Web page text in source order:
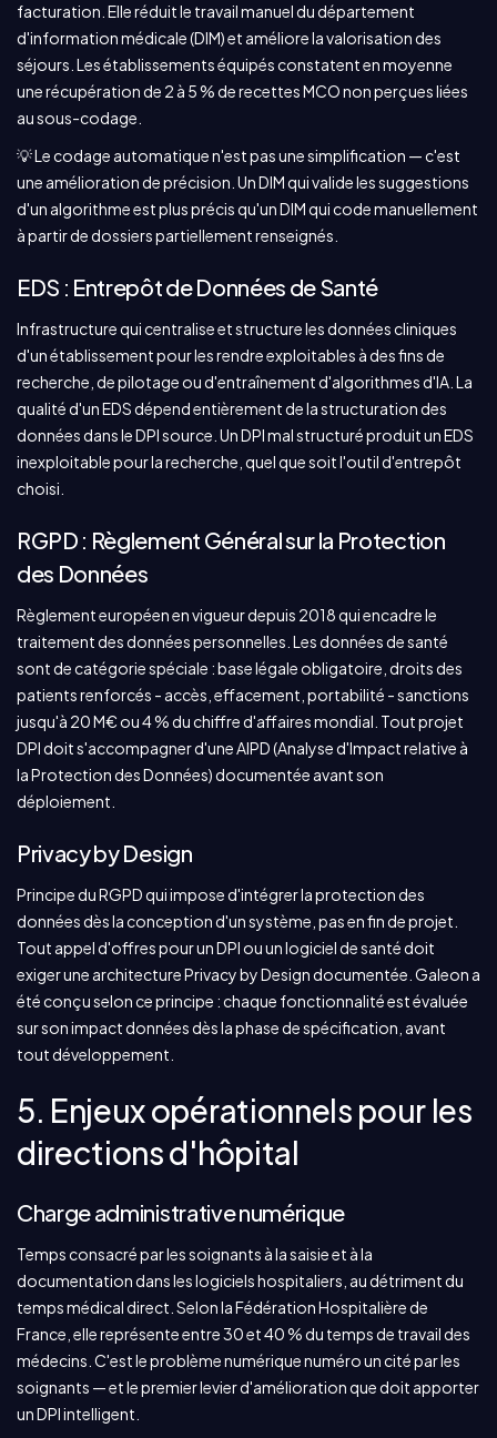
facturation. Elle réduit le travail manuel du département
d'information médicale (DIM) et améliore la valorisation des
séjours. Les établissements équipés constatent en moyenne
une récupération de 2 à 5 % de recettes MCO non perçues liées
au sous-codage.
💡 Le codage automatique n'est pas une simplification — c'est
une amélioration de précision. Un DIM qui valide les suggestions
d'un algorithme est plus précis qu'un DIM qui code manuellement
à partir de dossiers partiellement renseignés.
EDS : Entrepôt de Données de Santé
Infrastructure qui centralise et structure les données cliniques
d'un établissement pour les rendre exploitables à des fins de
recherche, de pilotage ou d'entraînement d'algorithmes d'IA. La
qualité d'un EDS dépend entièrement de la structuration des
données dans le DPI source. Un DPI mal structuré produit un EDS
inexploitable pour la recherche, quel que soit l'outil d'entrepôt
choisi.
RGPD : Règlement Général sur la Protection
des Données
Règlement européen en vigueur depuis 2018 qui encadre le
traitement des données personnelles. Les données de santé
sont de catégorie spéciale : base légale obligatoire, droits des
patients renforcés - accès, effacement, portabilité - sanctions
jusqu'à 20 M€ ou 4 % du chiffre d'affaires mondial. Tout projet
DPI doit s'accompagner d'une AIPD (Analyse d'Impact relative à
la Protection des Données) documentée avant son
déploiement.
Privacy by Design
Principe du RGPD qui impose d'intégrer la protection des
données dès la conception d'un système, pas en fin de projet.
Tout appel d'offres pour un DPI ou un logiciel de santé doit
exiger une architecture Privacy by Design documentée. Galeon a
été conçu selon ce principe : chaque fonctionnalité est évaluée
sur son impact données dès la phase de spécification, avant
tout développement.
5. Enjeux opérationnels pour les
directions d'hôpital
Charge administrative numérique
Temps consacré par les soignants à la saisie et à la
documentation dans les logiciels hospitaliers, au détriment du
temps médical direct. Selon la Fédération Hospitalière de
France, elle représente entre 30 et 40 % du temps de travail des
médecins. C'est le problème numérique numéro un cité par les
soignants — et le premier levier d'amélioration que doit apporter
un DPI intelligent.